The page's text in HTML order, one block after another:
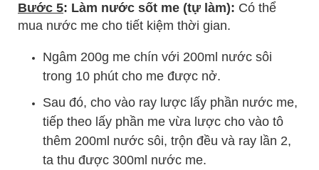
Bước 5: Làm nước sốt me (tự làm): Có thể
mua nước me cho tiết kiệm thời gian.
Ngâm 200g me chín với 200ml nước sôi
trong 10 phút cho me được nở.
Sau đó, cho vào ray lược lấy phần nước me,
tiếp theo lấy phần me vừa lược cho vào tô
thêm 200ml nước sôi, trộn đều và ray lần 2,
ta thu được 300ml nước me.